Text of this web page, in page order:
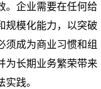
。企业需要在任何给
规模化能力，以突破
须成为商业习惯和组
为长期业务繁荣带来
践。